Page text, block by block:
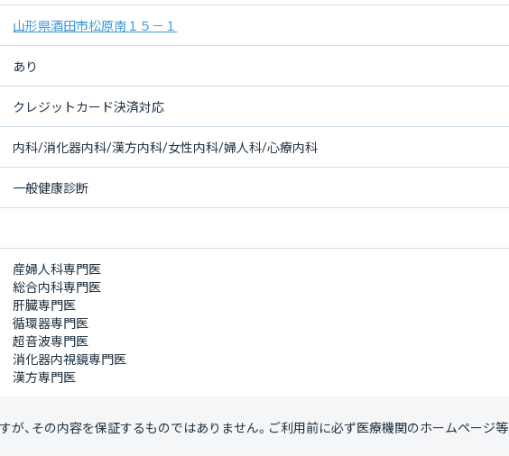
山形県酒田市松原南１５－１
あり
クレジットカード決済対応
内科/消化器内科/漢方内科/女性内科/婦人科/心療内科
一般健康診断
産婦人科専門医
総合内科専門医
肝臓専門医
循環器専門医
超音波専門医
消化器内視鏡専門医
漢方専門医
、その内容を保証するものではありません。ご利用前に必ず医療機関のホームページ等